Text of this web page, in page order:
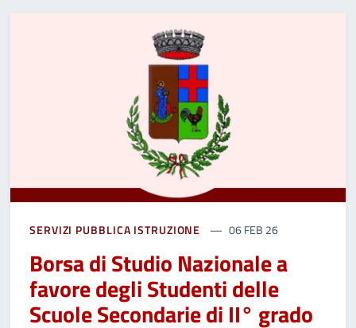
SERVIZI PUBBLICA ISTRUZIONE 06 FEB 26
Borsa di Studio Nazionale a
favore degli Studenti delle
Scuole Secondarie di II° grado